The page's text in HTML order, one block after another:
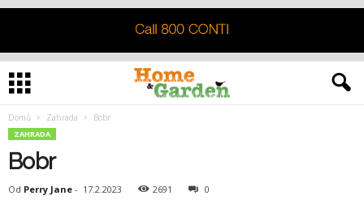
Domů Zahrada Bobr
ZAHRADA
Bobr
Od Perry Jane - 17.2.2023 2691 0